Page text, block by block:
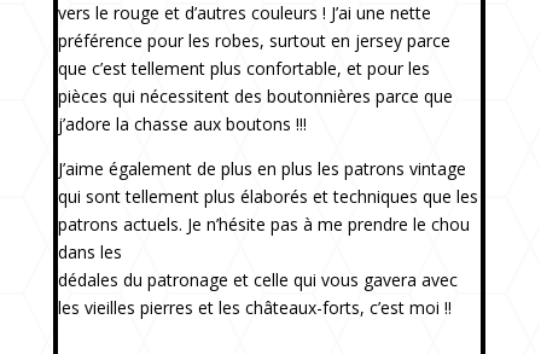
vers le rouge et d’autres couleurs ! J’ai une nette
préférence pour les robes, surtout en jersey parce
que c’est tellement plus confortable, et pour les
pièces qui nécessitent des boutonnières parce que
j’adore la chasse aux boutons !!!
J’aime également de plus en plus les patrons vintage
qui sont tellement plus élaborés et techniques que les
patrons actuels. Je n’hésite pas à me prendre le chou
dans les
dédales du patronage et celle qui vous gavera avec
les vieilles pierres et les châteaux-forts, c’est moi !!